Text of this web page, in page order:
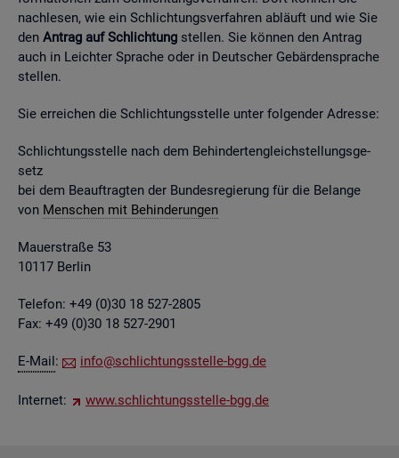
nach­le­sen, wie ein Schlich­tungs­ver­fah­ren ab­läuft und wie Sie
den An­trag auf Schlich­tung stel­len. Sie kön­nen den An­trag
auch in Leich­ter Spra­che oder in Deut­scher Ge­bär­den­spra­che
stel­len.
Sie er­rei­chen die Schlich­tungs­stel­le unter fol­gen­der Adres­se:
Schlich­tungs­stel­le nach dem Be­hin­der­ten­gleich­stel­lungs­ge­
setz
bei dem Be­auf­trag­ten der Bun­des­re­gie­rung für die Be­lan­ge
von Men­schen mit Be­hin­de­run­gen
Mau­er­stra­ße 53
10117 Ber­lin
Te­le­fon: +49 (0)30 18 527-2805
Fax: +49 (0)30 18 527-2901
E-Mail: info@​sch​lich​tung​sste​lle-​bgg.​de
In­ter­net: www.​sch​lich​tung​sste​lle-​bgg.​de